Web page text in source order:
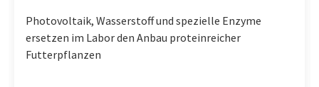
Photovoltaik, Wasserstoff und spezielle Enzyme
ersetzen im Labor den Anbau proteinreicher
Futterpflanzen